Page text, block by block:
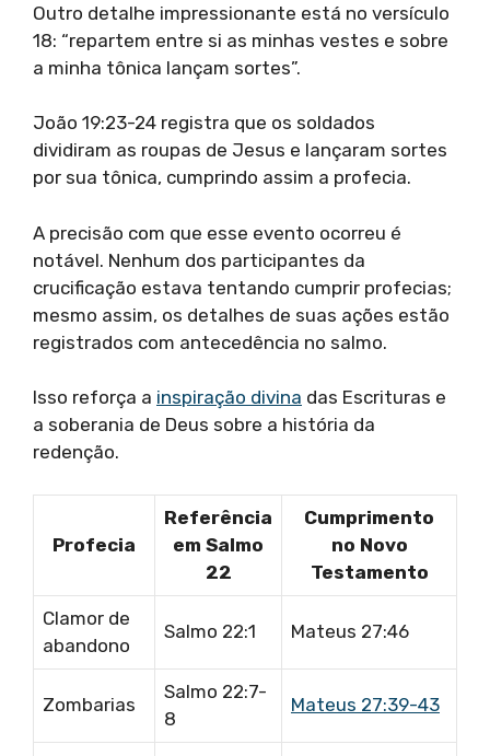
Outro detalhe impressionante está no versículo
18: “repartem entre si as minhas vestes e sobre
a minha tônica lançam sortes”.
João 19:23-24 registra que os soldados
dividiram as roupas de Jesus e lançaram sortes
por sua tônica, cumprindo assim a profecia.
A precisão com que esse evento ocorreu é
notável. Nenhum dos participantes da
crucificação estava tentando cumprir profecias;
mesmo assim, os detalhes de suas ações estão
registrados com antecedência no salmo.
Isso reforça a inspiração divina das Escrituras e
a soberania de Deus sobre a história da
redenção.
Profecia
Referência
em Salmo
22
Cumprimento
no Novo
Testamento
Clamor de
abandono
Salmo 22:1 Mateus 27:46
Zombarias
Salmo 22:7-
8
Mateus 27:39-43